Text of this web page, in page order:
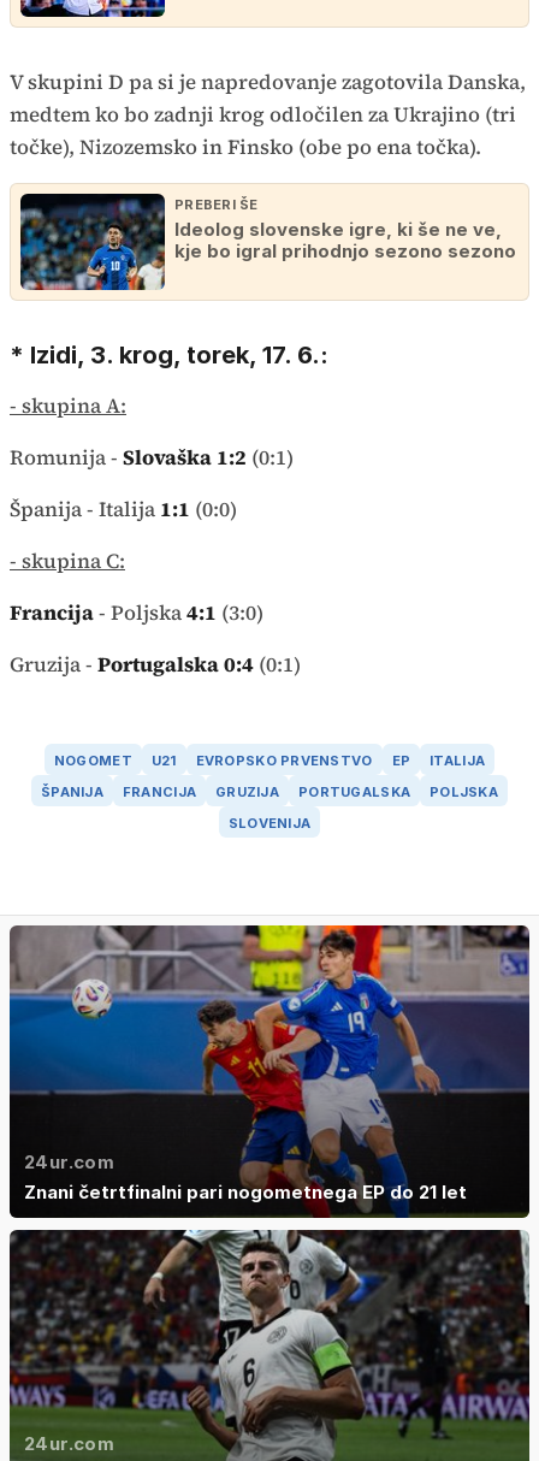
V skupini D pa si je napredovanje zagotovila Danska,
medtem ko bo zadnji krog odločilen za Ukrajino (tri
točke), Nizozemsko in Finsko (obe po ena točka).
PREBERI ŠE
Ideolog slovenske igre, ki še ne ve,
kje bo igral prihodnjo sezono sezono
* Izidi, 3. krog, torek, 17. 6.:
- skupina A:
Romunija - Slovaška 1:2 (0:1)
Španija - Italija 1:1 (0:0)
- skupina C:
Francija- Poljska4:1 (3:0)
Gruzija - Portugalska 0:4 (0:1)
NOGOMET U21 EVROPSKO PRVENSTVO EP
ITALIJA
ŠPANIJA
FRANCIJA GRUZIJA PORTUGALSKA
POLJSKA
SLOVENIJA
24ur.com
Znani četrtfinalni pari nogometnega EP do 21 let
24ur.com